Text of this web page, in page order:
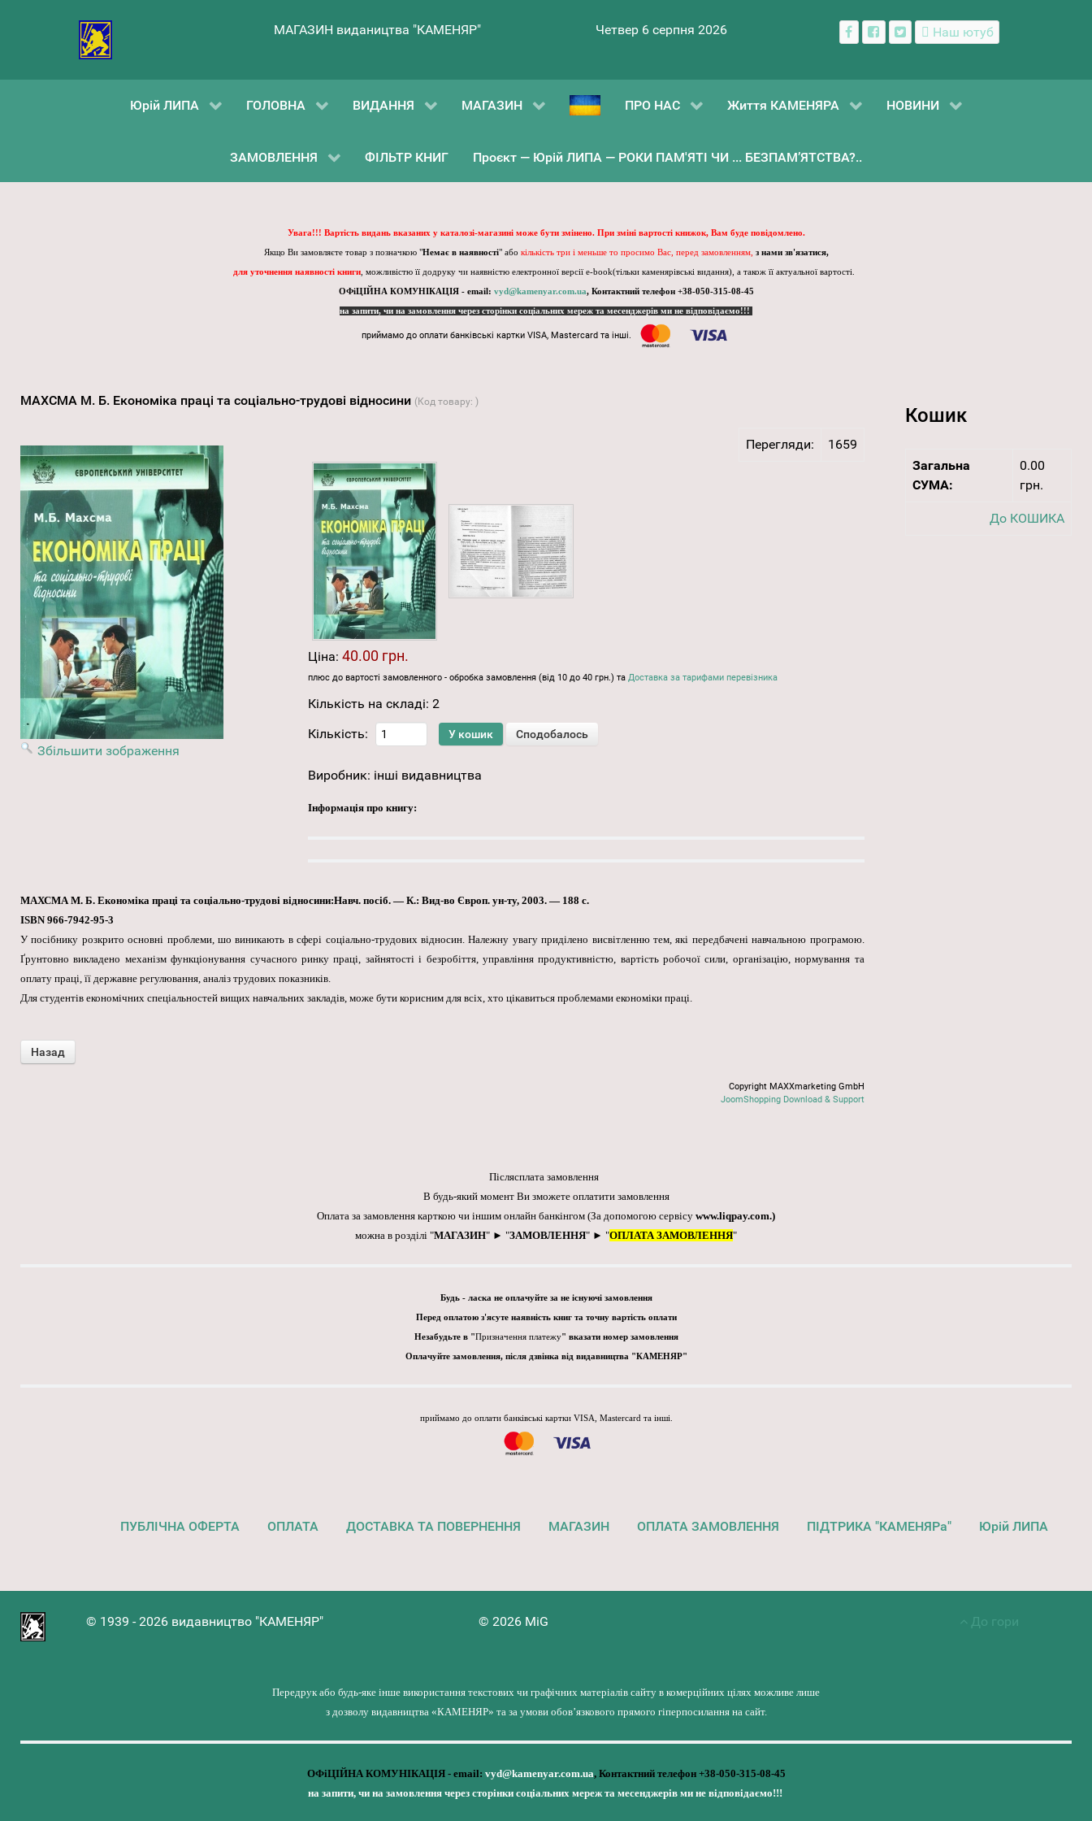
МАГАЗИН видаництва "КАМЕНЯР" Четвер 6 серпня 2026 Наш ютуб
Юрій ЛИПА ГОЛОВНА ВИДАННЯ МАГАЗИН ПРО НАС Життя КАМЕНЯРА НОВИНИ
ЗАМОВЛЕННЯ ФІЛЬТР КНИГ Проєкт — Юрій ЛИПА — РОКИ ПАМ'ЯТІ ЧИ ... БЕЗПАМ’ЯТСТВА?..
Увага!!! Вартість видань вказаних у каталозі-магазині може бути змінено. При зміні вартості книжок, Вам буде повідомлено.
Якщо Ви замовляєте товар з позначкою "Немає в наявності" або кількість три і меньше то просимо Вас, перед замовленням, з нами зв'язатися,
для уточнення наявності книги, можливістю її додруку чи наявністю електронної версії e-book(тільки каменярівські видання), а також її актуальної вартості.
ОФіЦІЙНА КОМУНІКАЦІЯ - email: vyd@kamenyar.com.ua, Контактний телефон +38-050-315-08-45
на запити, чи на замовлення через сторінки соціальних мереж та месенджерів ми не відповідаємо!!!
приймамо до оплати банківські картки VISA, Mastercard та інші.
МАХСМА М. Б. Економіка праці та соціально-трудові відносини (Код товару: )
Перегляди: 1659
Збільшити зображення
Ціна: 40.00 грн.
плюс до вартості замовленного - обробка замовлення (від 10 до 40 грн.) та Доставка за тарифами перевізника
Кількість на складі: 2
Кількість:
Виробник: інші видавництва
Інформація про книгу:
МАХСМА М. Б. Економіка праці та соціально-трудові відносини:Навч. посіб. — К.: Вид-во Європ. ун-ту, 2003. — 188 с.
ISBN 966-7942-95-3
У посібнику розкрито основні проблеми, шо виникають в сфері соціально-трудових відносин. Належну увагу приділено висвітленню тем, які передбачені навчальною програмою.
Ґрунтовно викладено механізм функціонування сучасного ринку праці, зайнятості і безробіття, управління продуктивністю, вартість робочої сили, організацію, нормування та
оплату праці, її державне регулювання, аналіз трудових показників.
Для студентів економічних спеціальностей вищих навчальних закладів, може бути корисним для всіх, хто цікавиться проблемами економіки праці.
Copyright MAXXmarketing GmbH
JoomShopping Download & Support
Кошик
Загальна
СУМА:
0.00
грн.
До КОШИКА
Післясплата замовлення
В будь-який момент Ви зможете оплатити замовлення
Оплата за замовлення карткою чи іншим онлайн банкінгом (За допомогою сервісу www.liqpay.com.)
можна в розділі "МАГАЗИН" ► "ЗАМОВЛЕННЯ" ► "ОПЛАТА ЗАМОВЛЕННЯ"
Будь - ласка не оплачуйте за не існуючі замовлення
Перед оплатою з'ясуте наявність книг та точну вартість оплати
Незабудьте в "Призначення платежу" вказати номер замовлення
Оплачуйте замовлення, після дзвінка від видавництва "КАМЕНЯР"
приймамо до оплати банківські картки VISA, Mastercard та інші.
ПУБЛІЧНА ОФЕРТА ОПЛАТА ДОСТАВКА ТА ПОВЕРНЕННЯ МАГАЗИН ОПЛАТА ЗАМОВЛЕННЯ ПІДТРИКА "КАМЕНЯРа" Юрій ЛИПА
© 1939 - 2026 видавництво "КАМЕНЯР" © 2026 MiG До гори
Передрук або будь-яке інше використання текстових чи графічних матеріалів сайту в комерційних цілях можливе лише
з дозволу видавництва «КАМЕНЯР» та за умови обов’язкового прямого гіперпосилання на сайт.
ОФіЦІЙНА КОМУНІКАЦІЯ - email: vyd@kamenyar.com.ua, Контактний телефон +38-050-315-08-45
на запити, чи на замовлення через сторінки соціальних мереж та месенджерів ми не відповідаємо!!!